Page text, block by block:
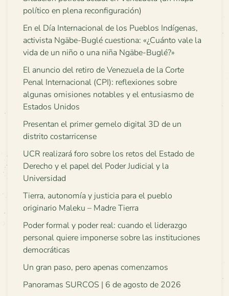
político en plena reconfiguración)
En el Día Internacional de los Pueblos Indígenas,
activista Ngäbe-Buglé cuestiona: «¿Cuánto vale la
vida de un niño o una niña Ngäbe-Buglé?»
El anuncio del retiro de Venezuela de la Corte
Penal Internacional (CPI): reflexiones sobre
algunas omisiones notables y el entusiasmo de
Estados Unidos
Presentan el primer gemelo digital 3D de un
distrito costarricense
UCR realizará foro sobre los retos del Estado de
Derecho y el papel del Poder Judicial y la
Universidad
Tierra, autonomía y justicia para el pueblo
originario Maleku – Madre Tierra
Poder formal y poder real: cuando el liderazgo
personal quiere imponerse sobre las instituciones
democráticas
Un gran paso, pero apenas comenzamos
Panoramas SURCOS | 6 de agosto de 2026